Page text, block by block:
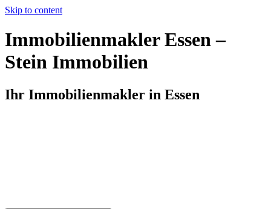
Skip to content
Immobilienmakler Essen –
Stein Immobilien
Ihr Immobilienmakler in Essen